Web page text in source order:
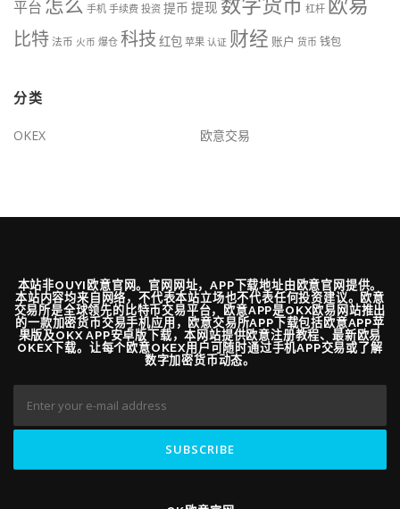
平台
手机 手续费 投资 提币 提现 杠杆
比特法币 火币 爆仓 科技 红包 苹果 认证 财经 账户 货币 钱包
分类
OKEX 欧意交易
本站非OUYI欧意官网。官网网址，APP下载地址由欧意官网提供。
本站内容均来自网络，不代表本站立场也不代表任何投资建议。欧意
交易所是全球领先的比特币交易平台，欧意APP是OKX欧易网站推出
的一款加密货币交易手机应用，欧意交易所APP下载包括欧意APP苹
果版及OKX APP安卓版下载，本网站提供欧意注册教程、最新欧易
OKEX下载。让每个欧意OKEX用户可随时通过手机APP交易或了解
数字加密货币动态。